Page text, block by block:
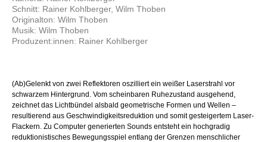
Schnitt: Rainer Kohlberger, Wilm Thoben
Originalton: Wilm Thoben
Musik: Wilm Thoben
Produzent:innen: Rainer Kohlberger
(Ab)Gelenkt von zwei Reflektoren oszilliert ein weißer Laserstrahl vor
schwarzem Hintergrund. Vom scheinbaren Ruhezustand ausgehend,
zeichnet das Lichtbündel alsbald geometrische Formen und Wellen –
resultierend aus Geschwindigkeitsreduktion und somit gesteigertem Laser-
Flackern. Zu Computer generierten Sounds entsteht ein hochgradig
reduktionistisches Bewegungsspiel entlang der Grenzen menschlicher